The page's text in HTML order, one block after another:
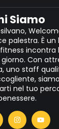
Siamo
palestra. È un
incontra
Con
uno staff
nel tuo